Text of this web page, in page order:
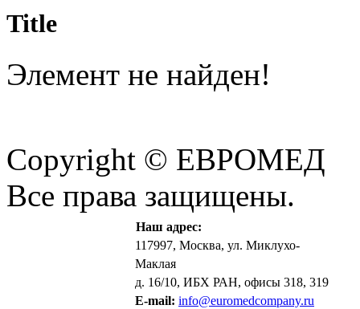
Title
Элемент не найден!
Copyright © ЕВРОМЕД
Все права защищены.
Наш адрес:
117997, Москва, ул. Миклухо-
Маклая
д. 16/10, ИБХ РАН, офисы 318, 319
E-mail: info@euromedcompany.ru